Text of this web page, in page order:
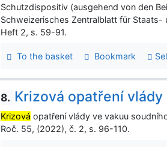
Schutzdispositiv (ausgehend von den
Schweizerisches Zentralblatt für
Heft 2, s. 59-91.
To the basket Bookmark
8. Krizová opatření
Krizová opatření vlády ve vakuu
Roč. 55, (2022), č. 2, s. 96-110.